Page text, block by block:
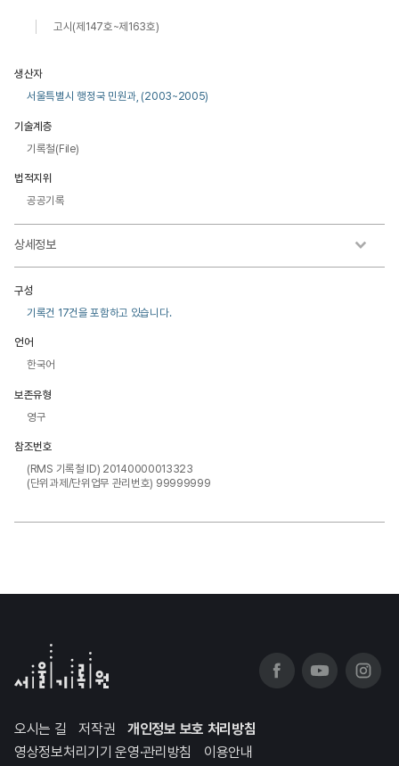
고시(제147호~제163호)
생산자
서울특별시 행정국 민원과, (2003~2005)
기술계층
기록철(File)
법적지위
공공기록
상세정보
구성
기록건 17건을 포함하고 있습니다.
언어
한국어
보존유형
영구
참조번호
(RMS 기록철 ID) 20140000013323
(단위과제/단위업무 관리번호) 99999999
오시는 길 저작권
개인정보 보호 처리방침
영상정보처리기기 운영·관리방침
이용안내